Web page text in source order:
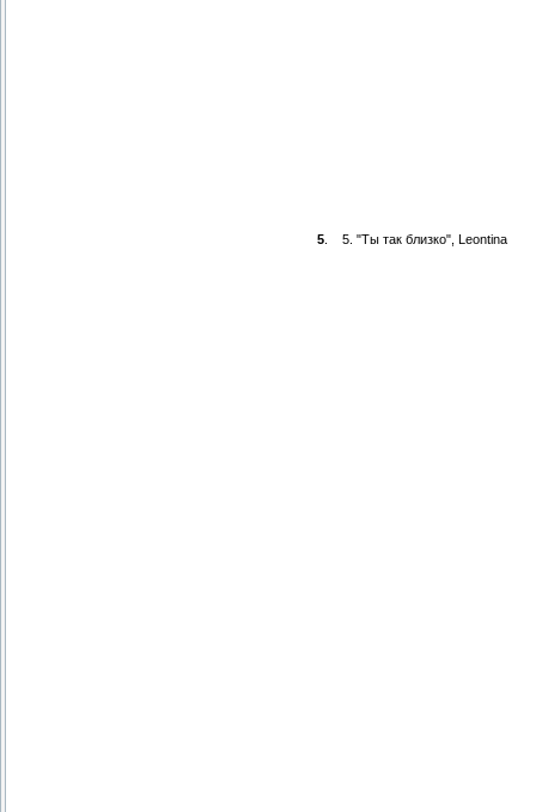
5 5. "Ты так близко", Leontina